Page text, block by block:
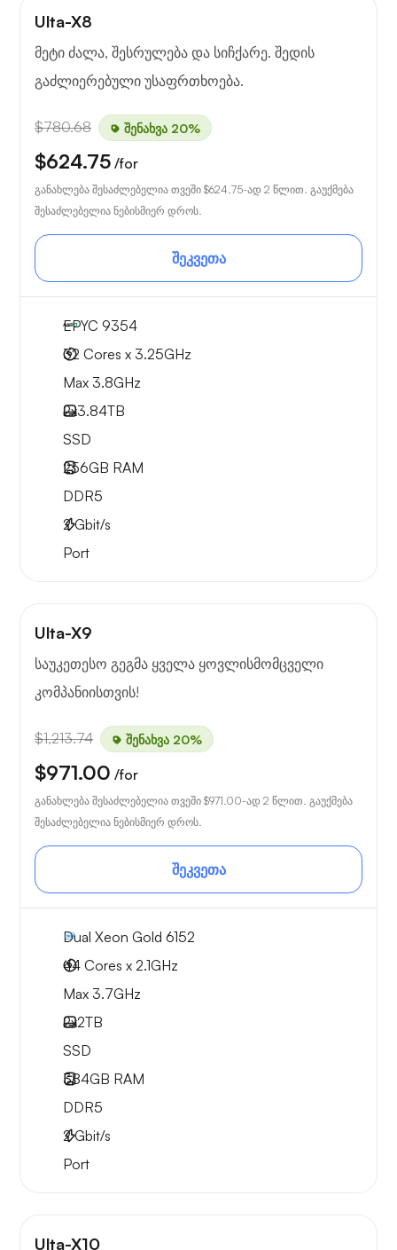
Ulta-X8
მეტი ძალა, შესრულება და სიჩქარე. შედის
გაძლიერებული უსაფრთხოება.
$780.68 შენახვა 20%
$624.75 /for
განახლება შესაძლებელია თვეში $624.75-ად 2 წლით. გაუქმება
შესაძლებელია ნებისმიერ დროს.
შეკვეთა
EPYC 9354
32 Cores x 3.25GHz
Max 3.8GHz
2x3.84TB
SSD
256GB RAM
DDR5
2Gbit/s
Port
Ulta-X9
საუკეთესო გეგმა ყველა ყოვლისმომცველი
კომპანიისთვის!
$1,213.74 შენახვა 20%
$971.00 /for
განახლება შესაძლებელია თვეში $971.00-ად 2 წლით. გაუქმება
შესაძლებელია ნებისმიერ დროს.
შეკვეთა
Dual Xeon Gold 6152
44 Cores x 2.1GHz
Max 3.7GHz
2x2TB
SSD
384GB RAM
DDR5
2Gbit/s
Port
Ulta-X10